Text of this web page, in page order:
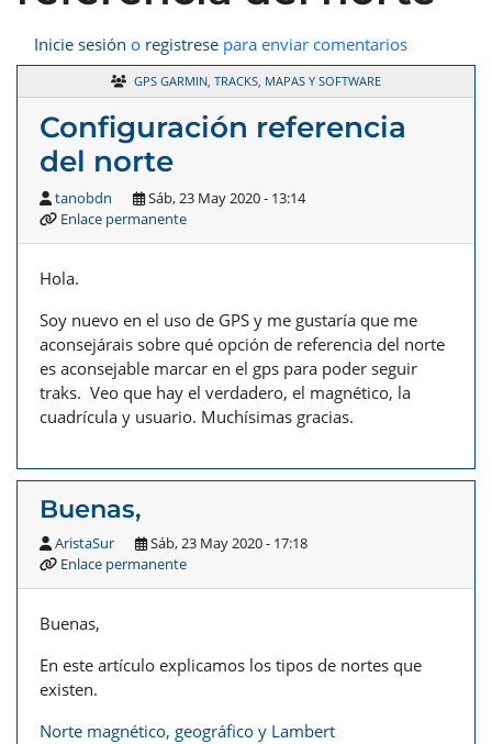
Inicie sesión o registrese para enviar comentarios
GPS GARMIN, TRACKS, MAPAS Y SOFTWARE
Configuración referencia
del norte
tanobdn
Sáb, 23 May 2020 - 13:14
Enlace permanente
Hola.
Soy nuevo en el uso de GPS y me gustaría que me
aconsejárais sobre qué opción de referencia del norte
es aconsejable marcar en el gps para poder seguir
traks. Veo que hay el verdadero, el magnético, la
cuadrícula y usuario. Muchísimas gracias.
Buenas,
AristaSur
Sáb, 23 May 2020 - 17:18
Enlace permanente
Buenas,
En este artículo explicamos los tipos de nortes que
existen.
Norte magnético, geográfico y Lambert